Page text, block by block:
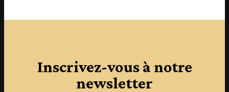
Inscrivez-vous à notre
newsletter